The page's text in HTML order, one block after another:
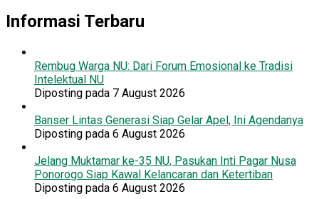
Informasi Terbaru
Rembug Warga NU: Dari Forum Emosional ke Tradisi
Intelektual NU
Diposting pada 7 August 2026
Banser Lintas Generasi Siap Gelar Apel, Ini Agendanya
Diposting pada 6 August 2026
Jelang Muktamar ke-35 NU, Pasukan Inti Pagar Nusa
Ponorogo Siap Kawal Kelancaran dan Ketertiban
Diposting pada 6 August 2026